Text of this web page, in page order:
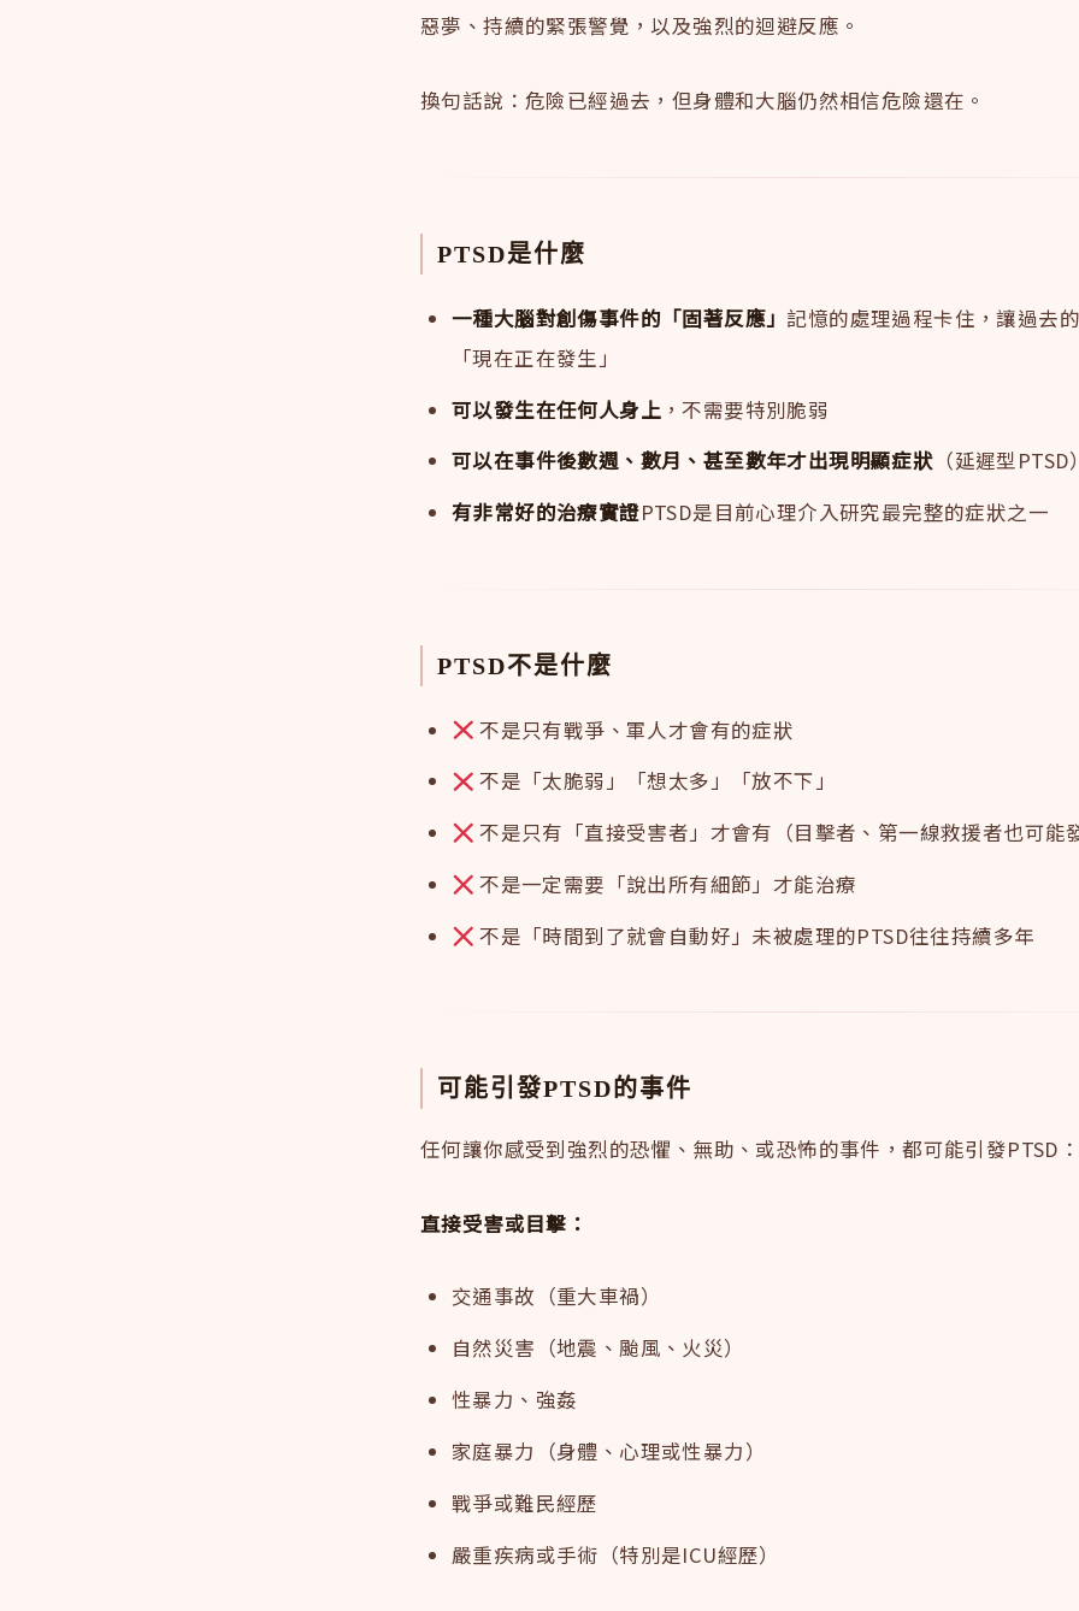
惡夢、持續的緊張警覺，以及強烈的迴避反應。
換句話說：危險已經過去，但身體和大腦仍然相信危險還在。
PTSD是什麼
一種大腦對創傷事件的「固著反應」 記憶的處理過程卡住，讓過去
「現在正在發生」
可以發生在任何人身上 ，不需要特別脆弱
可以在事件後數週、數月、甚至數年才出現明顯症狀 （延遲型PTSD）
有非常好的治療實證PTSD是目前心理介入研究最完整的症狀之一
PTSD不是什麼
不是只有戰爭、軍人才會有的症狀
不是「太脆弱」「想太多」「放不下」
不是只有「直接受害者」才會有（目擊者、第一線救援者也可能發
不是一定需要「說出所有細節」才能治療
不是「時間到了就會自動好」未被處理的PTSD往往持續多年
可能引發PTSD的事件
任何讓你感受到強烈的恐懼、無助、或恐怖的事件，都可能引發PTSD：
直接受害或目擊：
交通事故（重大車禍）
自然災害（地震、颱風、火災）
性暴力、強姦
家庭暴力（身體、心理或性暴力）
戰爭或難民經歷
嚴重疾病或手術（特別是ICU經歷）